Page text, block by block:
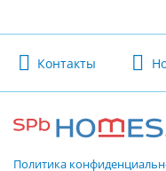
Контакты
Политика